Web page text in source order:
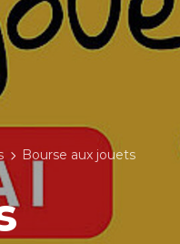
Bourse aux jouets